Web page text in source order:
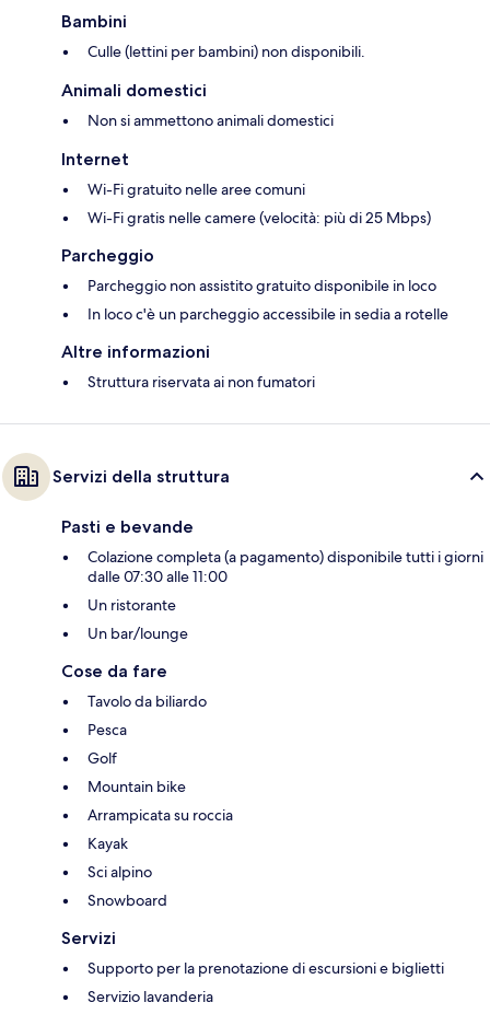
Bambini
Culle (lettini per bambini) non disponibili.
Animali domestici
Non si ammettono animali domestici
Internet
Wi-Fi gratuito nelle aree comuni
Wi-Fi gratis nelle camere (velocità: più di 25 Mbps)
Parcheggio
Parcheggio non assistito gratuito disponibile in loco
In loco c'è un parcheggio accessibile in sedia a rotelle
Altre informazioni
Struttura riservata ai non fumatori
Servizi della struttura
Pasti e bevande
Colazione completa (a pagamento) disponibile tutti i giorni
dalle 07:30 alle 11:00
Un ristorante
Un bar/lounge
Cose da fare
Tavolo da biliardo
Pesca
Golf
Mountain bike
Arrampicata su roccia
Kayak
Sci alpino
Snowboard
Servizi
Supporto per la prenotazione di escursioni e biglietti
Servizio lavanderia